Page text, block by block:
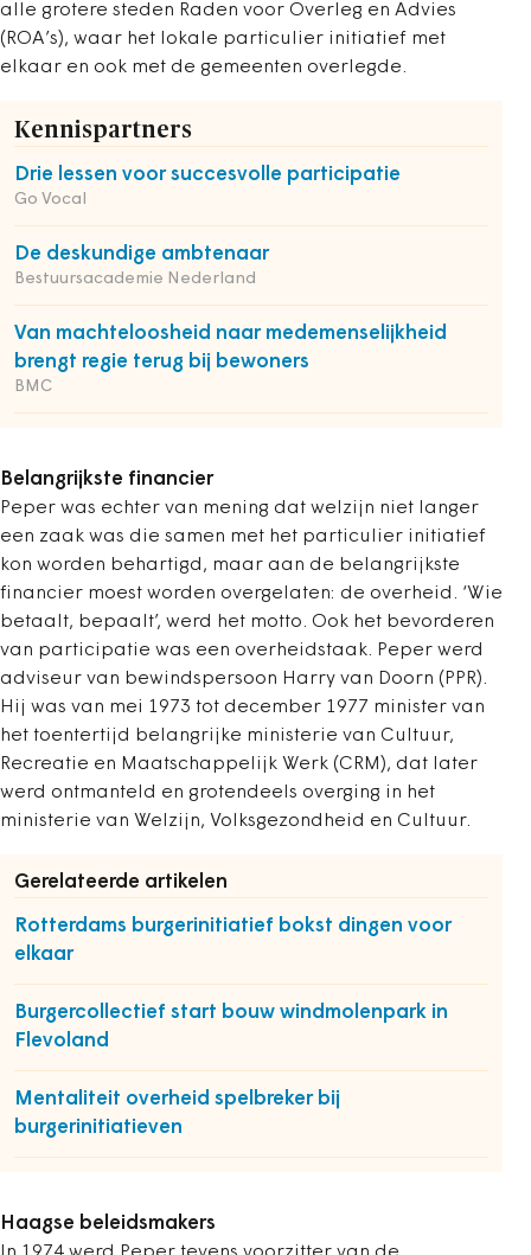
alle grotere steden Raden voor Overleg en Advies
(ROA’s), waar het lokale particulier initiatief met
elkaar en ook met de gemeenten overlegde.
Kennispartners
Drie lessen voor succesvolle participatie
Go Vocal
De deskundige ambtenaar
Bestuursacademie Nederland
Van machteloosheid naar medemenselijkheid
brengt regie terug bij bewoners
BMC
Belangrijkste financier
Peper was echter van mening dat welzijn niet langer
een zaak was die samen met het particulier initiatief
kon worden behartigd, maar aan de belangrijkste
financier moest worden overgelaten: de overheid. ‘Wie
betaalt, bepaalt’, werd het motto. Ook het bevorderen
van participatie was een overheidstaak. Peper werd
adviseur van bewindspersoon Harry van Doorn (PPR).
Hij was van mei 1973 tot december 1977 minister van
het toentertijd belangrijke ministerie van Cultuur,
Recreatie en Maatschappelijk Werk (CRM), dat later
werd ontmanteld en grotendeels overging in het
ministerie van Welzijn, Volksgezondheid en Cultuur.
Gerelateerde artikelen
Rotterdams burgerinitiatief bokst dingen voor
elkaar
Burgercollectief start bouw windmolenpark in
Flevoland
Mentaliteit overheid spelbreker bij
burgerinitiatieven
Haagse beleidsmakers